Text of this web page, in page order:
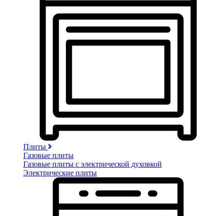
Плиты
Газовые плиты
Газовые плиты с электрической духовкой
Электрические плиты